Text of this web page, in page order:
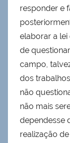
responder e
elaborar a lei
de
campo,
dos
não
não mais
dependesse
realização